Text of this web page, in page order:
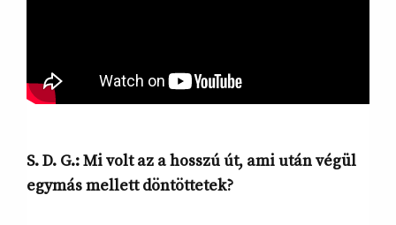
S. D. G.: Mi volt az a hosszú út, ami után végül
egymás mellett döntöttetek?